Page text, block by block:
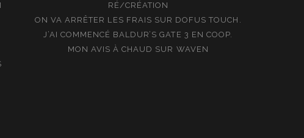
RÉ/CRÉATION
ON VA ARRÊTER LES FRAIS SUR DOFUS TOUCH.
J’AI COMMENCÉ BALDUR’S GATE 3 EN COOP.
MON AVIS À CHAUD SUR WAVEN